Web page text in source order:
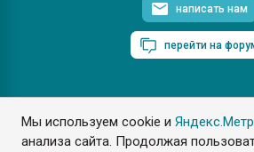
Мы используем cookie и
анализа сайта. Продолжая
написать нам
перейти на
ПластЭксперт © 2006. Все
Разрешается копирование материалов